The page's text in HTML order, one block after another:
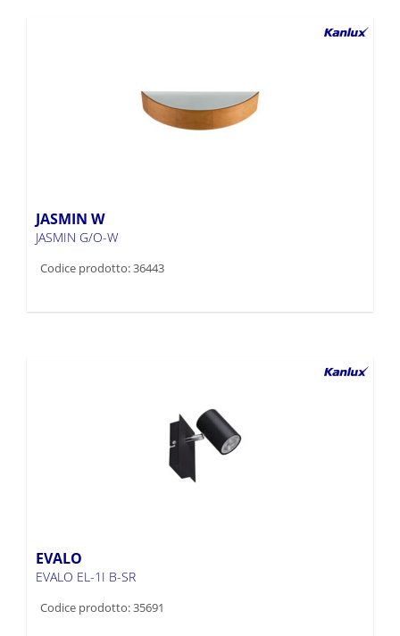
JASMIN W
JASMIN G/O-W
Codice prodotto: 36443
EVALO
EVALO EL-1I B-SR
Codice prodotto: 35691